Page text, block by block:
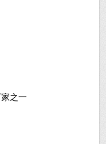
之一